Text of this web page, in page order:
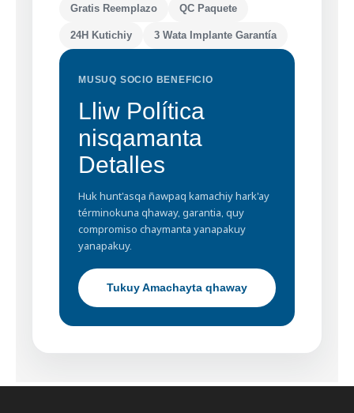
Gratis Reemplazo QC Paquete
24H Kutichiy 3 Wata Implante Garantía
MUSUQ SOCIO BENEFICIO
Lliw Política
nisqamanta
Detalles
Huk hunt'asqa ñawpaq kamachiy hark'ay
términokuna qhaway, garantia, quy
compromiso chaymanta yanapakuy
yanapakuy.
Tukuy Amachayta qhaway